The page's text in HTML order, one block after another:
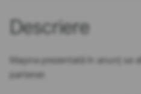
Descriere
Mașina prezentată în anunț se
partener.